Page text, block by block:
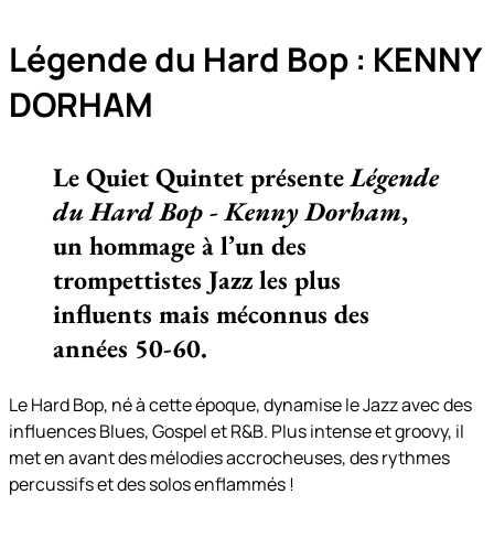
Légende du Hard Bop : KENNY
DORHAM
Le Quiet Quintet présenteLégende
du Hard Bop - Kenny Dorham,
un hommage à l’un des
trompettistes Jazz les plus
influents mais méconnus des
années 50-60.
Le Hard Bop, né à cette époque, dynamise le Jazz avec des
influences Blues, Gospel et R&B. Plus intense et groovy, il
met en avant des mélodies accrocheuses, des rythmes
percussifs et des solos enflammés !